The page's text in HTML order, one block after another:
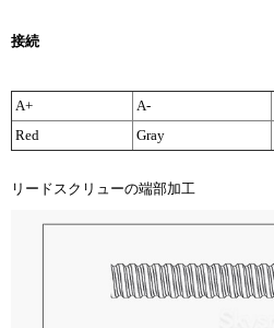
接続
A+ A-
Red
Gray
リードスクリューの端部加工